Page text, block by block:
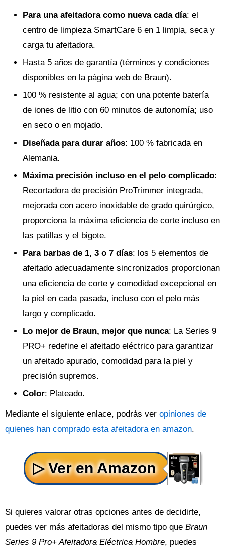
Para una afeitadora como nueva cada día: el
centro de limpieza SmartCare 6 en 1 limpia, seca y
carga tu afeitadora.
Hasta 5 años de garantía (términos y condiciones
disponibles en la página web de Braun).
100 % resistente al agua; con una potente batería
de iones de litio con 60 minutos de autonomía; uso
en seco o en mojado.
Diseñada para durar años: 100 % fabricada en
Alemania.
Máxima precisión incluso en el pelo complicado:
Recortadora de precisión ProTrimmer integrada,
mejorada con acero inoxidable de grado quirúrgico,
proporciona la máxima eficiencia de corte incluso en
las patillas y el bigote.
Para barbas de 1, 3 o 7 días: los 5 elementos de
afeitado adecuadamente sincronizados proporcionan
una eficiencia de corte y comodidad excepcional en
la piel en cada pasada, incluso con el pelo más
largo y complicado.
Lo mejor de Braun, mejor que nunca: La Series 9
PRO+ redefine el afeitado eléctrico para garantizar
un afeitado apurado, comodidad para la piel y
precisión supremos.
Color: Plateado.
Mediante el siguiente enlace, podrás ver opiniones de
quienes han comprado esta afeitadora en amazon.
Si quieres valorar otras opciones antes de decidirte,
puedes ver más afeitadoras del mismo tipo que Braun
Series 9 Pro+ Afeitadora Eléctrica Hombre, puedes